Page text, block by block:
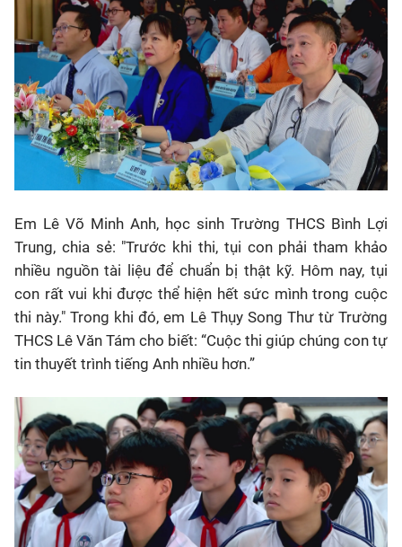
Em Lê Võ Minh Anh, học sinh Trường THCS Bình Lợi
Trung, chia sẻ: "Trước khi thi, tụi con phải tham khảo
nhiều nguồn tài liệu để chuẩn bị thật kỹ. Hôm nay, tụi
con rất vui khi được thể hiện hết sức mình trong cuộc
thi này." Trong khi đó, em Lê Thụy Song Thư từ Trường
THCS Lê Văn Tám cho biết: “Cuộc thi giúp chúng con tự
tin thuyết trình tiếng Anh nhiều hơn.”